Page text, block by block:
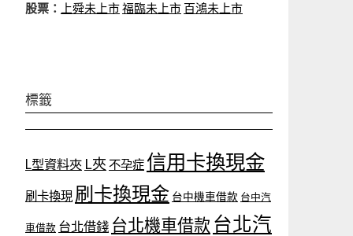
股票： 上舜未上市福臨未上市 百鴻未上市
標籤
L型資料夾 L夾 不孕症 信用卡換現金
刷卡換現 刷卡換現金 台中機車借款 台中汽
車借款 台北借錢 台北機車借款 台北汽